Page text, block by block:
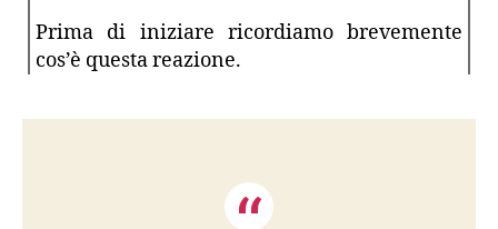
Prima di iniziare ricordiamo brevemente
cos’è questa reazione.